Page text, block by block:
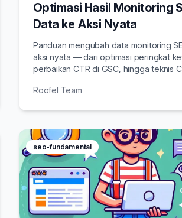
Optimasi Hasil Monitoring
Data ke Aksi Nyata
Panduan mengubah data monitoring
aksi nyata — dari optimasi peringkat
perbaikan CTR di GSC, hingga teknis
Roofel Team
seo-fundamental